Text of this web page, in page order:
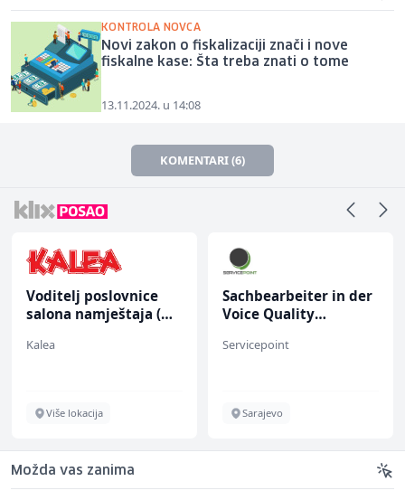
KONTROLA NOVCA
Novi zakon o fiskalizaciji znači i nove
fiskalne kase: Šta treba znati o tome
13.11.2024. u 14:08
KOMENTARI (6)
Voditelj poslovnice
salona namještaja (m/
Kalea
Više lokacija
Sachbearbeiter in der
Voice Quality
Servicepoint
Sarajevo
Možda vas zanima